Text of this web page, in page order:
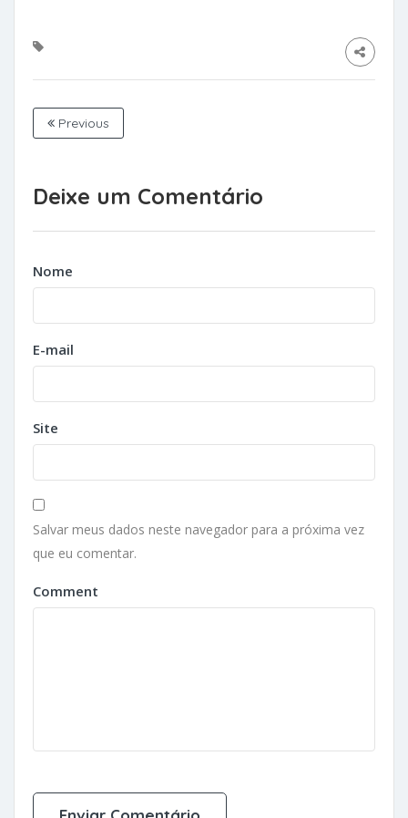
Previous
Deixe um Comentário
Nome
E-mail
Site
Salvar meus dados neste navegador para a próxima vez
que eu comentar.
Comment